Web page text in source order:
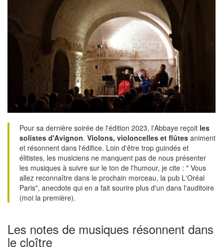
Pour sa dernière soirée de l'édition 2023, l'Abbaye reçoit les
solistes d'Avignon. Violons, violoncelles et flûtes animent
et résonnent dans l'édifice. Loin d'être trop guindés et
élitistes, les musiciens ne manquent pas de nous présenter
les musiques à suivre sur le ton de l'humour, je cite : " Vous
allez reconnaître dans le prochain morceau, la pub L'Oréal
Paris", anecdote qui en a fait sourire plus d'un dans l'auditoire
(moi la première).
Les notes de musiques résonnent dans
le cloître